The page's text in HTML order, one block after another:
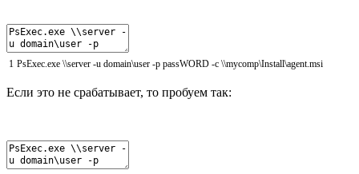
1 PsExec.exe \\server -u domain\user -p passWORD -c \\mycomp\Install\agent.msi
Если это не срабатывает, то пробуем так: